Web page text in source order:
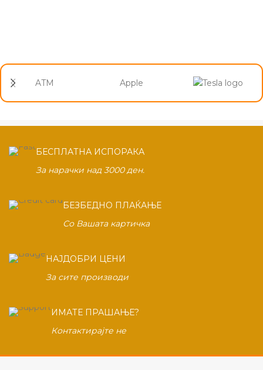
ATM Apple
БЕСПЛАТНА ИСПОРАКА
За нарачки над 3000 ден.
БЕЗБЕДНО ПЛАЌАЊЕ
Со Вашата картичка
НАЈДОБРИ ЦЕНИ
За сите производи
ИМАТЕ ПРАШАЊЕ?
Контактирајте не